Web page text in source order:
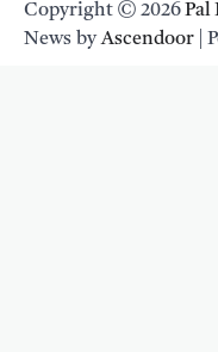
Copyright © 2026Pal
News byAscendoor |